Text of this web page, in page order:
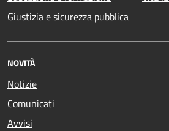
Giustizia e sicurezza pubblica
NOVITÀ
Notizie
Comunicati
Avvisi